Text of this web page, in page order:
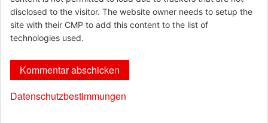
disclosed to the visitor. The website owner needs to setup the
site with their CMP to add this content to the list of
technologies used.
Datenschutzbestimmungen